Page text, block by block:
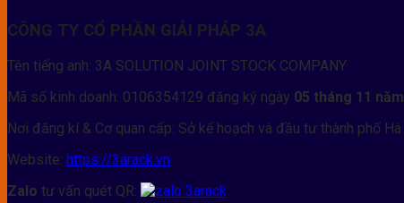
CÔNG TY CỔ PHẦN GIẢI PHÁP 3A
Tên tiếng anh: 3A SOLUTION JOINT STOCK COMPANY
Mã số kinh doanh: 0106354129 đăng ký ngày 05 tháng 11
Nơi đăng kí & Cơ quan cấp: Sở kế hoạch và đầu tư thành phố
Website: https://3arack.vn
Zalo tư vấn quét QR: